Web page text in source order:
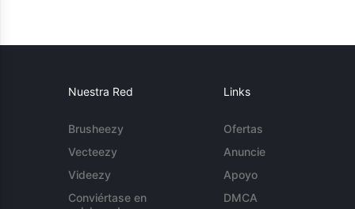
Nuestra Red
Brusheezy
Vecteezy
Videezy
Conviértase en
Links
Ofertas
Anuncie
Apoyo
DMCA